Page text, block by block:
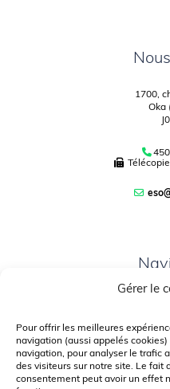
Gérer le
Pour offrir les meilleures
navigation (aussi appelés
navigation, pour analyser le trafic
des visiteurs sur notre site. Le fait
consentement peut avoir un effet
1700,
Oka
PLAINTE –
POLITIQUE